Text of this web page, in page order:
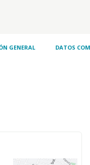
GENERAL DATOS